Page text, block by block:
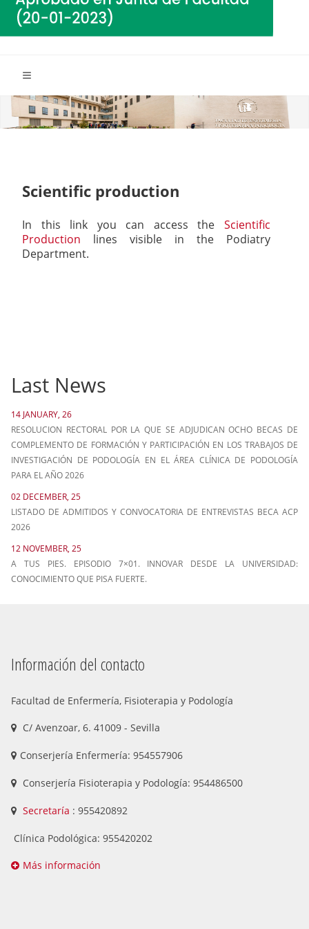
Scientific production
In this link you can access the Scientific
Production lines visible in the Podiatry
Department.
Last News
14 JANUARY, 26
RESOLUCION RECTORAL POR LA QUE SE ADJUDICAN OCHO BECAS DE
COMPLEMENTO DE FORMACIÓN Y PARTICIPACIÓN EN LOS TRABAJOS DE
INVESTIGACIÓN DE PODOLOGÍA EN EL ÁREA CLÍNICA DE PODOLOGÍA
PARA EL AÑO 2026
02 DECEMBER, 25
LISTADO DE ADMITIDOS Y CONVOCATORIA DE ENTREVISTAS BECA ACP
2026
12 NOVEMBER, 25
A TUS PIES. EPISODIO 7×01. INNOVAR DESDE LA UNIVERSIDAD:
CONOCIMIENTO QUE PISA FUERTE.
Información del contacto
Facultad de Enfermería, Fisioterapia y Podología
C/ Avenzoar, 6. 41009 - Sevilla
Conserjería Enfermería: 954557906
Conserjería Fisioterapia y Podología: 954486500
Secretaría : 955420892
Clínica Podológica: 955420202
Más información